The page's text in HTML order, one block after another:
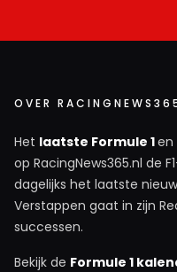
OVER
Het laatste Formule 1en
op RacingNews365.nl de
dagelijks het laatste
Verstappen gaat in zijn
successen.
Bekijk de Formule 1